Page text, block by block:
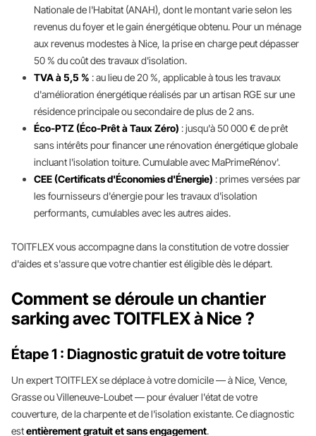
Nationale de l'Habitat (ANAH), dont le montant varie selon les
revenus du foyer et le gain énergétique obtenu. Pour un ménage
aux revenus modestes à Nice, la prise en charge peut dépasser
50 % du coût des travaux d'isolation.
TVA à 5,5 % : au lieu de 20 %, applicable à tous les travaux
d'amélioration énergétique réalisés par un artisan RGE sur une
résidence principale ou secondaire de plus de 2 ans.
Éco-PTZ (Éco-Prêt à Taux Zéro) : jusqu'à 50 000 € de prêt
sans intérêts pour financer une rénovation énergétique globale
incluant l'isolation toiture. Cumulable avec MaPrimeRénov'.
CEE (Certificats d'Économies d'Énergie) : primes versées par
les fournisseurs d'énergie pour les travaux d'isolation
performants, cumulables avec les autres aides.
TOITFLEX vous accompagne dans la constitution de votre dossier
d'aides et s'assure que votre chantier est éligible dès le départ.
Comment se déroule un chantier
sarking avec TOITFLEX à Nice ?
Étape 1 : Diagnostic gratuit de votre toiture
Un expert TOITFLEX se déplace à votre domicile — à Nice, Vence,
Grasse ou Villeneuve-Loubet — pour évaluer l'état de votre
couverture, de la charpente et de l'isolation existante. Ce diagnostic
estentièrement gratuit et sans engagement.